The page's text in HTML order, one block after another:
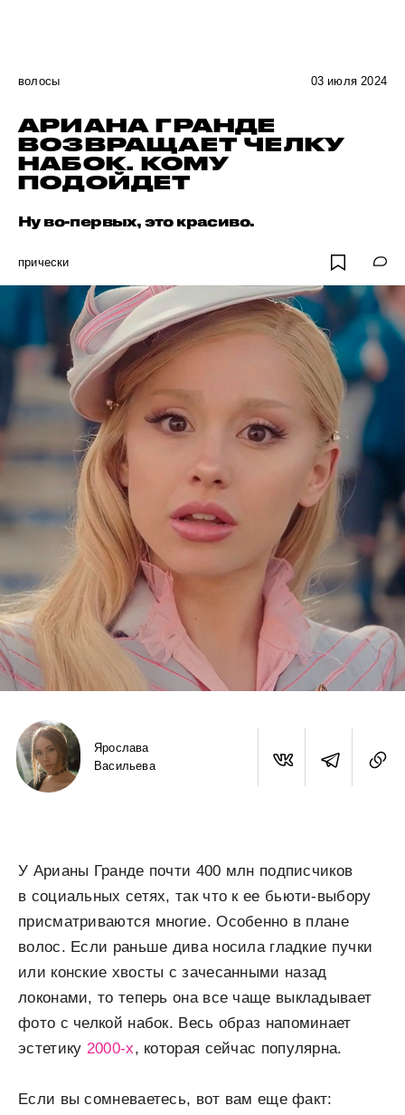
волосы 03 июля 2024
АРИАНА ГРАНДЕ
ВОЗВРАЩАЕТ ЧЕЛКУ
НАБОК. КОМУ
ПОДОЙДЕТ
Ну во-первых, это красиво.
прически
Ярослава
Васильева
У Арианы Гранде почти 400 млн подписчиков
в социальных сетях, так что к ее бьюти-выбору
присматриваются многие. Особенно в плане
волос. Если раньше дива носила гладкие пучки
или конские хвосты с зачесанными назад
локонами, то теперь она все чаще выкладывает
фото с челкой набок. Весь образ напоминает
эстетику 2000-х, которая сейчас популярна.
Если вы сомневаетесь, вот вам еще факт: